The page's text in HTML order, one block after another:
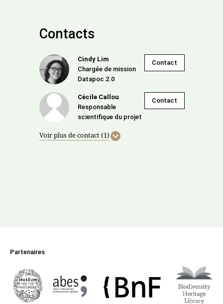
Contacts
Cindy Lim
Chargée de mission
Datapoc 2.0
Contact
Cécile Callou
Responsable
scientifique du projet
Contact
Voir plus de contact (1)
Partenaires